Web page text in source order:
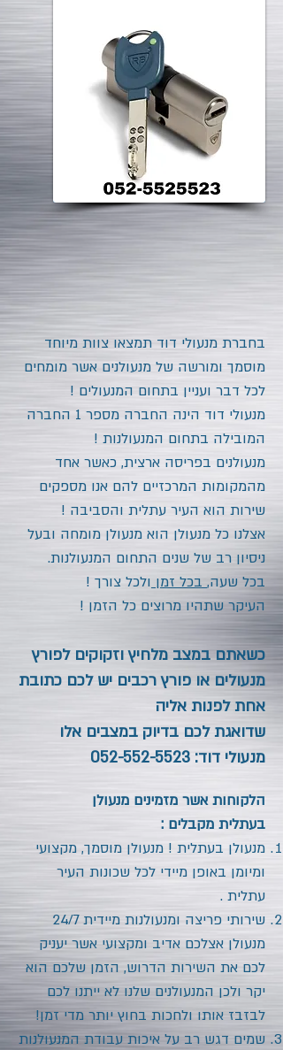
בחברת מנעולי דוד תמצאו צוות מיוחד
מוסמך ומורשה של מנעולנים אשר מומחים
לכל דבר ועניין בתחום המנעולים !
מנעולי דוד הינה החברה מספר 1 החברה
המובילה בתחום המנעולנות !
מנעולנים בפריסה ארצית, כאשר אחד
מהמקומות המרכזיים להם אנו מספקים
שירות הוא העיר עתלית והסביבה !
אצלנו כל מנעולן הוא מנעולן מומחה ובעל
ניסיון רב של שנים התחום המנעולנות.
בכל שעה, בכל זמן ולכל צורך !
העיקר שתהיו מרוצים כל הזמן !
כשאתם במצב מלחיץ וזקוקים לפורץ
מנעולים או פורץ רכבים יש לכם כתובת
אחת לפנות אליה
שדואגת לכם בדיוק במצבים אלו
מנעולי דוד: 052-552-5523
הלקוחות אשר מזמינים מנעולן
בעתלית מקבלים :
מנעולן בעתלית ! מנעולן מוסמך, מקצועי
ומיומן באופן מיידי לכל שכונות העיר
עתלית .
שירותי פריצה ומנעולנות מיידית 24/7
מנעולן אצלכם אדיב ומקצועי אשר יעניק
לכם את השירות הדרוש, הזמן שלכם הוא
יקר ולכן המנעולנים שלנו לא ייתנו לכם
לבזבז אותו ולחכות בחוץ יותר מדי זמן!
שמים דגש רב על איכות עבודת המנעולנות